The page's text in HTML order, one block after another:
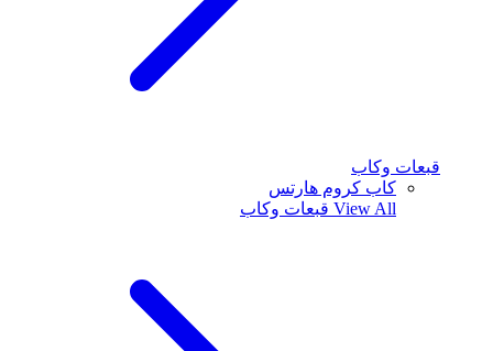
قبعات وكاب
كاب كروم هارتس
View All قبعات وكاب